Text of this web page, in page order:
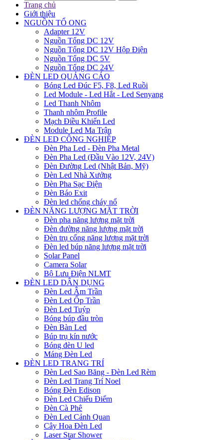
Trang chủ
Giới thiệu
NGUỒN TỔ ONG
Adapter 12V
Nguồn Tổng DC 12V
Nguồn Tổng DC 12V Hộp Điện
Nguồn Tổng DC 5V
Nguồn Tổng DC 24V
ĐÈN LED QUẢNG CÁO
Bóng Led Đúc F5, F8, Led Ruồi
Led Module - Led Hắt - Led Senyang
Led Thanh Nhôm
Thanh nhôm Profile
Mạch Điều Khiển Led
Module Led Ma Trận
ĐÈN LED CÔNG NGHIỆP
Đèn Pha Led - Đèn Pha Metal
Đèn Pha Led (Đầu Vào 12V, 24V)
Đèn Đường Led (Nhật Bản, Mỹ)
Đèn Led Nhà Xưởng
Đèn Pha Sạc Điện
Đèn Báo Exit
Đèn led chống cháy nổ
ĐÈN NĂNG LƯỢNG MẶT TRỜI
Đèn pha năng lượng mặt trời
Đèn đường năng lượng mặt trời
Đèn trụ cổng năng lượng mặt trời
Đèn led búp năng lượng mặt trời
Solar Panel
Camera Solar
Bộ Lưu Điện NLMT
ĐÈN LED DÂN DỤNG
Đèn Led Âm Trần
Đèn Led Ốp Trần
Đèn Led Tuýp
Bóng búp đầu tròn
Đèn Bàn Led
Búp trụ kín nước
Bóng đèn U led
Máng Đèn Led
ĐÈN LED TRANG TRÍ
Đèn Led Sao Băng - Đèn Led Rèm
Đèn Led Trang Trí Noel
Bóng Đèn Edison
Đèn Led Chiếu Điểm
Đèn Cà Phê
Đèn Led Cảnh Quan
Cây Hoa Đèn Led
Laser Star Shower